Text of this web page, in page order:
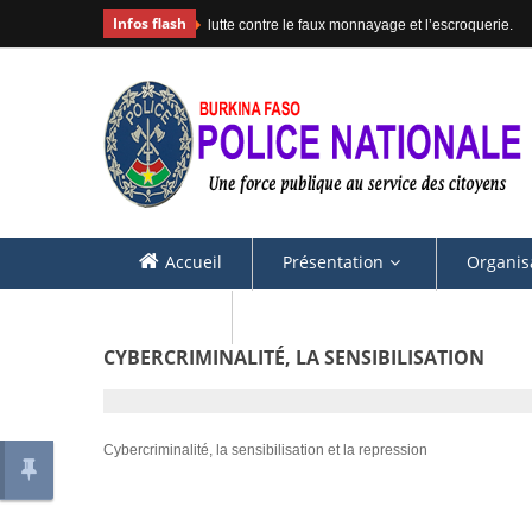
Infos flash lutte contre le faux monnayage et l’escroquerie.
Accueil Présentation
CYBERCRIMINALITÉ, LA SENSIBILISATION
Cybercriminalité, la sensibilisation et la repression